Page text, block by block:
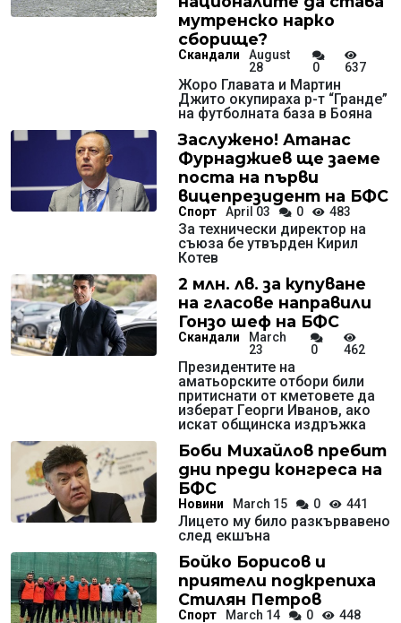
мутренско нарко
сборище?
Скандали
August
28
0 637
Жоро Главата и Мартин
Джито окупираха р-т “Гранде”
на футболната база в Бояна
Заслужено! Атанас
Фурнаджиев ще заеме
поста на първи
вицепрезидент на БФС
Спорт April 03 0 483
За технически директор на
съюза бе утвърден Кирил
Котев
2 млн. лв. за купуване
на гласове направили
Гонзо шеф на БФС
Скандали
March
23
0 462
Президентите на
аматьорските отбори били
притиснати от кметовете да
изберат Георги Иванов, ако
искат общинска издръжка
Боби Михайлов пребит
дни преди конгреса на
БФС
Новини March 15 0 441
Лицето му било разкървавено
след екшъна
Бойко Борисов и
приятели подкрепиха
Стилян Петров
Спорт March 14 0 448